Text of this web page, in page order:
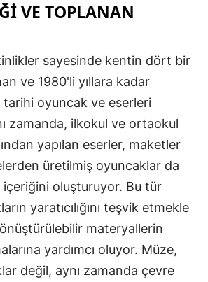
İzmir
Kars
Kastamonu
Kayseri
Kırklareli
Kırşehir
Kocaeli
Konya
VE TOPLANAN
sayesinde kentin dört bir
ve 1980'li yıllara kadar
oyuncak ve eserleri
zamanda, ilkokul ve ortaokul
yapılan eserler, maketler
üretilmiş oyuncaklar da
oluşturuyor. Bu tür
yaratıcılığını teşvik etmekle
materyallerin
yardımcı oluyor. Müze,
değil, aynı zamanda çevre